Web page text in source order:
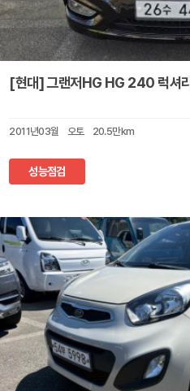
[현대] 그랜저HG HG 240 럭셔리
2011년03월 오토 20.5만km
성능점검